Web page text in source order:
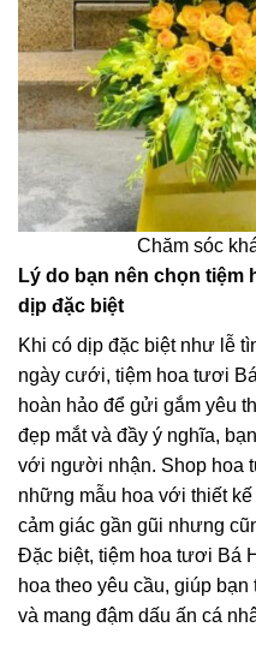
Chăm sóc
Lý do bạn nên chọn
dịp đặc biệt
Khi có dịp đặc biệt như lễ
ngày cưới, tiệm hoa tươi
hoàn hảo để gửi gắm yêu
đẹp mắt và đầy ý nghĩa,
với người nhận. Shop hoa
những mẫu hoa với thiết
cảm giác gần gũi nhưng
Đặc biệt, tiệm hoa tươi Bá
hoa theo yêu cầu, giúp
và mang đậm dấu ấn cá